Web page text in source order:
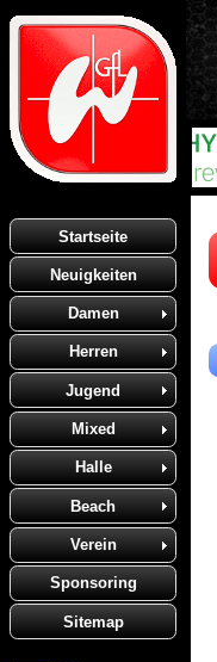
Startseite
Neuigkeiten
Damen
Herren
Jugend
Mixed
Halle
Beach
Verein
Sponsoring
Sitemap